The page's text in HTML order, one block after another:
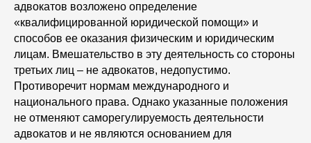
адвокатов возложено определение
«квалифицированной юридической помощи» и
способов ее оказания физическим и юридическим
лицам. Вмешательство в эту деятельность со стороны
третьих лиц – не адвокатов, недопустимо.
Противоречит нормам международного и
национального права. Однако указанные положения
не отменяют саморегулируемость деятельности
адвокатов и не являются основанием для